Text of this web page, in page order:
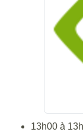
13h00 à